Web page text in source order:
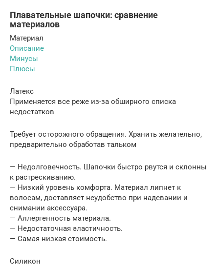
Плавательные шапочки: сравнение
материалов
Материал
Описание
Минусы
Плюсы
Латекс
Применяется все реже из-за обширного списка
недостатков
Требует осторожного обращения. Хранить желательно,
предварительно обработав тальком
— Недолговечность. Шапочки быстро рвутся и склонны
к растрескиванию.
— Низкий уровень комфорта. Материал липнет к
волосам, доставляет неудобство при надевании и
снимании аксессуара.
— Аллергенность материала.
— Недостаточная эластичность.
— Самая низкая стоимость.
Силикон